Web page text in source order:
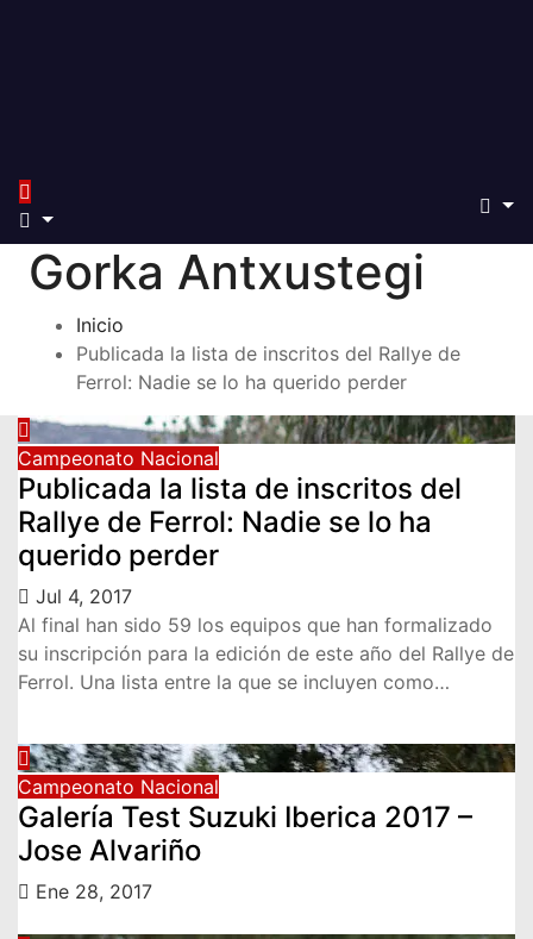
Gorka Antxustegi
Inicio
Publicada la lista de inscritos del Rallye de
Ferrol: Nadie se lo ha querido perder
Campeonato Nacional
Publicada la lista de inscritos del
Rallye de Ferrol: Nadie se lo ha
querido perder
Jul 4, 2017
Al final han sido 59 los equipos que han formalizado
su inscripción para la edición de este año del Rallye de
Ferrol. Una lista entre la que se incluyen como…
Campeonato Nacional
Galería Test Suzuki Iberica 2017 –
Jose Alvariño
Ene 28, 2017